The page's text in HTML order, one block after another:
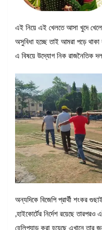
এই নিয়ে এই খেলতে আসা খুদে
অসুবিধা হচ্ছে তাই আমরা পড়ে থাকা
এ বিষয়ে উদ্যোগ নিক রাজনৈতিক
অন্যদিকে বিজেপি প্রার্থী শংকর
,হাইকোর্টের নির্দেশ রয়েছে
হেলিপ্যাড করা হয়েছে এখানে